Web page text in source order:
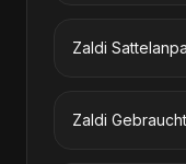
Zaldi
Zaldi